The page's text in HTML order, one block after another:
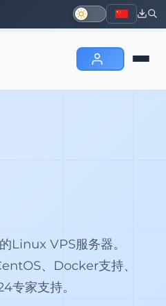
Linux VPS服务器。
、Docker支持、
专家支持。